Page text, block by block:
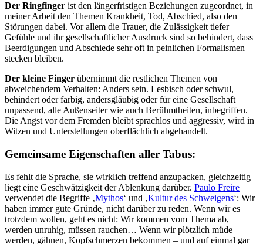
Der Ringfinger ist den längerfristigen Beziehungen zugeordnet, in
meiner Arbeit den Themen Krankheit, Tod, Abschied, also den
Störungen dabei. Vor allem die Trauer, die Zulässigkeit tiefer
Gefühle und ihr gesellschaftlicher Ausdruck sind so behindert, dass
Beerdigungen und Abschiede sehr oft in peinlichen Formalismen
stecken bleiben.
Der kleine Finger übernimmt die restlichen Themen von
abweichendem Verhalten: Anders sein. Lesbisch oder schwul,
behindert oder farbig, andersgläubig oder für eine Gesellschaft
unpassend, alle Außenseiter wie auch Berühmtheiten, inbegriffen.
Die Angst vor dem Fremden bleibt sprachlos und aggressiv, wird in
Witzen und Unterstellungen oberflächlich abgehandelt.
Gemeinsame Eigenschaften aller Tabus:
Es fehlt die Sprache, sie wirklich treffend anzupacken, gleichzeitig
liegt eine Geschwätzigkeit der Ablenkung darüber. Paulo Freire
verwendet die Begriffe ‚Mythos‘ und ‚Kultur des Schweigens‘: Wir
haben immer gute Gründe, nicht darüber zu reden. Wenn wir es
trotzdem wollen, geht es nicht: Wir kommen vom Thema ab,
werden unruhig, müssen rauchen… Wenn wir plötzlich müde
werden, gähnen, Kopfschmerzen bekommen – und auf einmal gar